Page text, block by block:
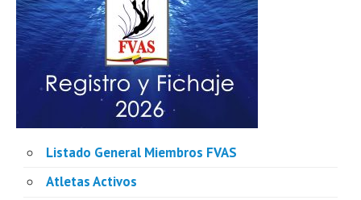
Listado General Miembros FVAS
Atletas Activos